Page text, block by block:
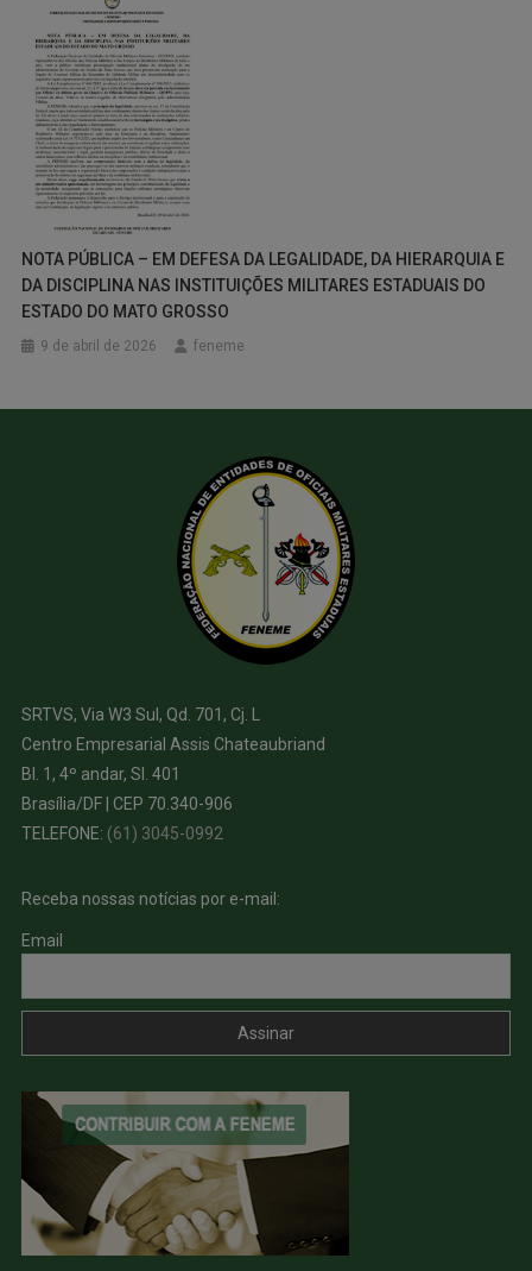
NOTA PÚBLICA – EM DEFESA DA LEGALIDADE, DA HIERARQUIA E
DA DISCIPLINA NAS INSTITUIÇÕES MILITARES ESTADUAIS DO
ESTADO DO MATO GROSSO
9 de abril de 2026 feneme
SRTVS, Via W3 Sul, Qd. 701, Cj. L
Centro Empresarial Assis Chateaubriand
Bl. 1, 4º andar, Sl. 401
Brasília/DF | CEP 70.340-906
TELEFONE: (61) 3045-0992
Receba nossas notícias por e-mail:
Email